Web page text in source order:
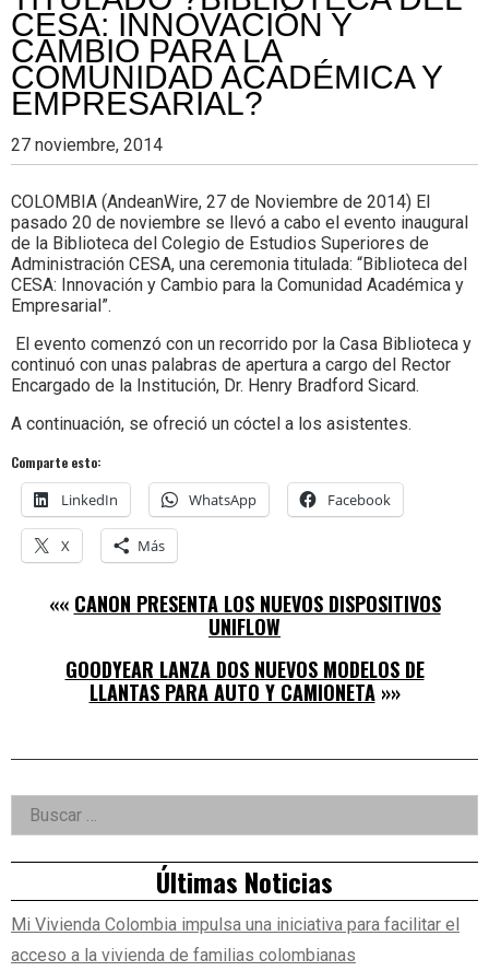
Colombia.
CESA: INNOVACIÓN Y
CAMBIO PARA LA
COMUNIDAD ACADÉMICA Y
EMPRESARIAL?
27 noviembre, 2014
COLOMBIA (AndeanWire, 27 de Noviembre de 2014) El
pasado 20 de noviembre se llevó a cabo el evento inaugural
de la Biblioteca del Colegio de Estudios Superiores de
Administración CESA, una ceremonia titulada: “Biblioteca del
CESA: Innovación y Cambio para la Comunidad Académica y
Empresarial”.
El evento comenzó con un recorrido por la Casa Biblioteca y
continuó con unas palabras de apertura a cargo del Rector
Encargado de la Institución, Dr. Henry Bradford Sicard.
A continuación, se ofreció un cóctel a los asistentes.
Comparte esto:
LinkedIn WhatsApp Facebook
X Más
«« CANON PRESENTA LOS NUEVOS DISPOSITIVOS
UNIFLOW
GOODYEAR LANZA DOS NUEVOS MODELOS DE
LLANTAS PARA AUTO Y CAMIONETA»»
Right
Asides
Buscar:
Últimas Noticias
Mi Vivienda Colombia impulsa una iniciativa para facilitar el
acceso a la vivienda de familias colombianas